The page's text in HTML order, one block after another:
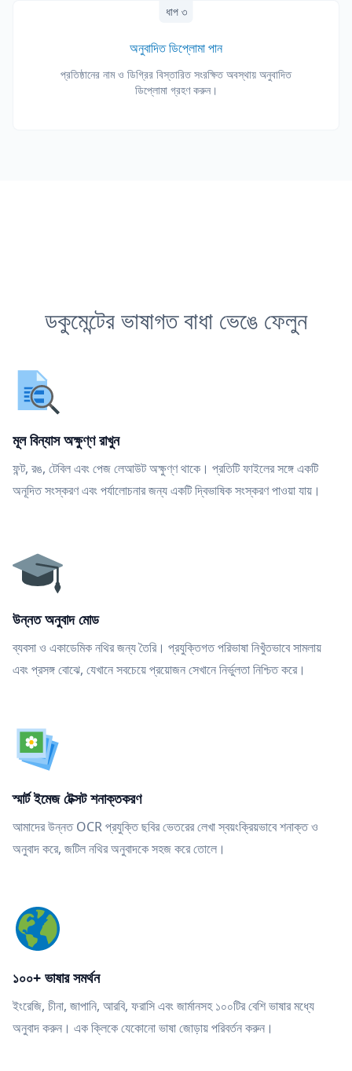
ধাপ ৩
অনুবাদিত ডিপ্লোমা পান
প্রতিষ্ঠানের নাম ও ডিগ্রির বিস্তারিত সংরক্ষিত অবস্থায় অনুবাদিত
ডিপ্লোমা গ্রহণ করুন।
ডকুমেন্টের ভাষাগত বাধা ভেঙে ফেলুন
মূল বিন্যাস অক্ষুণ্ণ রাখুন
ফন্ট, রঙ, টেবিল এবং পেজ লেআউট অক্ষুণ্ণ থাকে। প্রতিটি ফাইলের সঙ্গে একটি
অনূদিত সংস্করণ এবং পর্যালোচনার জন্য একটি দ্বিভাষিক সংস্করণ পাওয়া যায়।
উন্নত অনুবাদ মোড
ব্যবসা ও একাডেমিক নথির জন্য তৈরি। প্রযুক্তিগত পরিভাষা নিখুঁতভাবে সামলায়
এবং প্রসঙ্গ বোঝে, যেখানে সবচেয়ে প্রয়োজন সেখানে নির্ভুলতা নিশ্চিত করে।
স্মার্ট ইমেজ টেক্সট শনাক্তকরণ
আমাদের উন্নত OCR প্রযুক্তি ছবির ভেতরের লেখা স্বয়ংক্রিয়ভাবে শনাক্ত ও
অনুবাদ করে, জটিল নথির অনুবাদকে সহজ করে তোলে।
১০০+ ভাষার সমর্থন
ইংরেজি, চীনা, জাপানি, আরবি, ফরাসি এবং জার্মানসহ ১০০টির বেশি ভাষার মধ্যে
অনুবাদ করুন। এক ক্লিকে যেকোনো ভাষা জোড়ায় পরিবর্তন করুন।